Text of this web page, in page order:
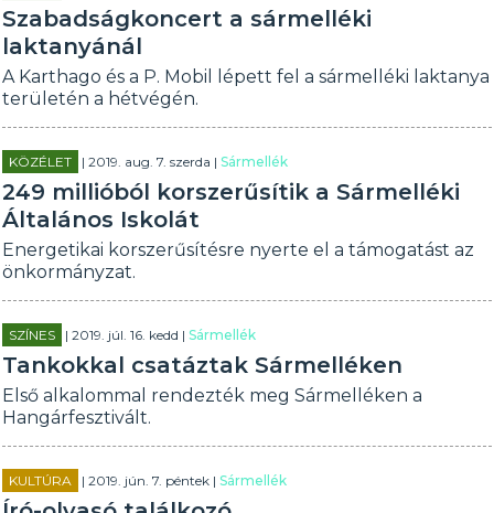
Szabadságkoncert a sármelléki
laktanyánál
A Karthago és a P. Mobil lépett fel a sármelléki laktanya
területén a hétvégén.
KÖZÉLET | 2019. aug. 7. szerda |Sármellék
249 millióból korszerűsítik a Sármelléki
Általános Iskolát
Energetikai korszerűsítésre nyerte el a támogatást az
önkormányzat.
SZÍNES | 2019. júl. 16. kedd |Sármellék
Tankokkal csatáztak Sármelléken
Első alkalommal rendezték meg Sármelléken a
Hangárfesztivált.
KULTÚRA | 2019. jún. 7. péntek |Sármellék